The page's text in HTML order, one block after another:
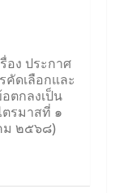
อง ประกาศ
คัดเลือกและ
ตกลงเป็น
รมาสที่ ๑
ม ๒๕๖๘)